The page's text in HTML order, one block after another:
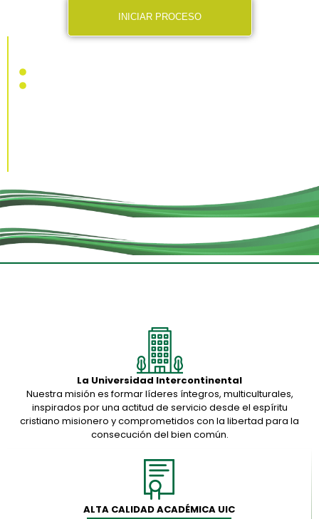
INICIAR PROCESO
La Universidad Intercontinental
Nuestra misión es formar líderes íntegros, multiculturales,
inspirados por una actitud de servicio desde el espíritu
cristiano misionero y comprometidos con la libertad para la
consecución del bien común.
ALTA CALIDAD ACADÉMICA UIC